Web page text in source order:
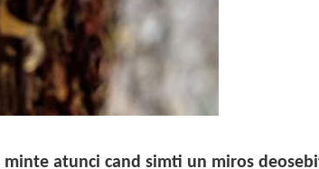
atunci cand simti un miros